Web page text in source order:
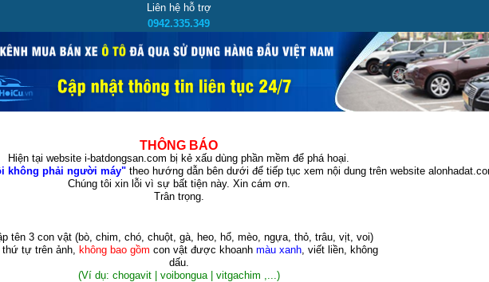
Liên hệ hỗ trợ
0942.335.349
THÔNG BÁO
Hiện tại website i-batdongsan.com bị kẻ xấu dùng phần mềm để phá hoại.
không phải người máy"theo hướng dẫn bên dưới để tiếp tục xem nội dung trên website
Chúng tôi xin lỗi vì sự bất tiện này. Xin cám ơn.
Trân trọng.
tên 3 con vật (bò, chim, chó, chuột, gà, heo, hổ, mèo, ngựa, thỏ, trâu, vịt, voi)
thứ tự trên ảnh, không bao gồm con vật được khoanh màu xanh, viết liền, không
dấu.
(Ví dụ: chogavit | voibongua | vitgachim ,...)